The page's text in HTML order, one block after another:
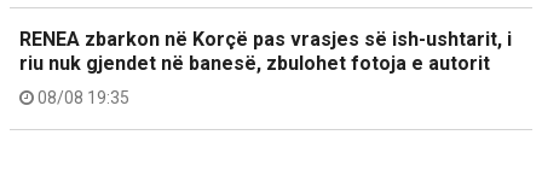
RENEA zbarkon në Korçë pas vrasjes së ish-ushtarit, i
riu nuk gjendet në banesë, zbulohet fotoja e autorit
08/08 19:35